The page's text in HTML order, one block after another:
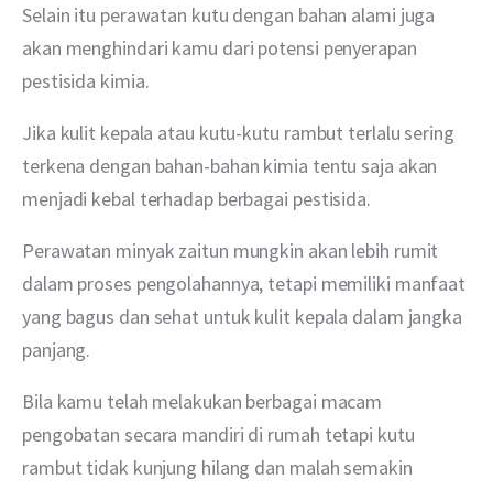
Selain itu perawatan kutu dengan bahan alami juga
akan menghindari kamu dari potensi penyerapan
pestisida kimia.
Jika kulit kepala atau kutu-kutu rambut terlalu sering
terkena dengan bahan-bahan kimia tentu saja akan
menjadi kebal terhadap berbagai pestisida.
Perawatan minyak zaitun mungkin akan lebih rumit
dalam proses pengolahannya, tetapi memiliki manfaat
yang bagus dan sehat untuk kulit kepala dalam jangka
panjang.
Bila kamu telah melakukan berbagai macam
pengobatan secara mandiri di rumah tetapi kutu
rambut tidak kunjung hilang dan malah semakin